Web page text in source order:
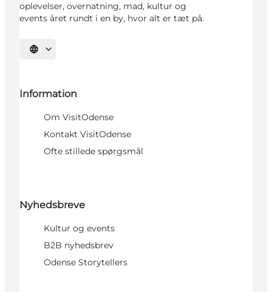
oplevelser, overnatning, mad, kultur og
events året rundt i en by, hvor alt er tæt på.
Vælg sprog
Information
Om VisitOdense
Kontakt VisitOdense
Ofte stillede spørgsmål
Nyhedsbreve
Kultur og events
B2B nyhedsbrev
Odense Storytellers